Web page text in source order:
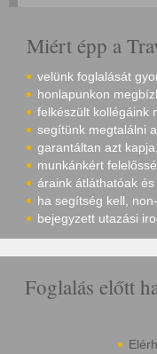
Miért épp a
velünk foglalását
honlapunkon
felkészült kollégáink
segítünk megtalálni
garantáltan azt
munkánkért
áraink átláthatóak
ha segítség kell,
bejegyzett utazási
Foglalás előtt